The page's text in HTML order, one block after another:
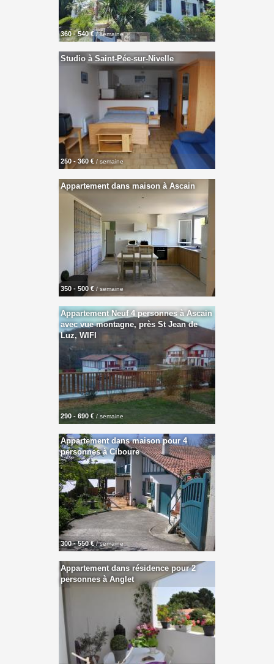
360 - 540 €/ semaine
Studio à Saint-Pée-sur-Nivelle
250 - 360 € / semaine
Appartement dans maison à Ascain
350 - 500 € / semaine
Appartement Neuf 4 personnes à Ascain
avec vue montagne, près St Jean de
Luz, WIFI
290 - 690 € / semaine
Appartement dans maison pour 4
personnes à Ciboure
300 - 550 €/ semaine
Appartement dans résidence pour 2
personnes à Anglet